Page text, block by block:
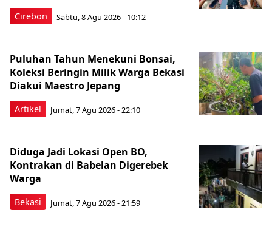
Cirebon Sabtu, 8 Agu 2026 - 10:12
Artikel
Puluhan Tahun Menekuni Bonsai,
Koleksi Beringin Milik Warga Bekasi
Diakui Maestro Jepang
Jumat, 7 Agu 2026 - 22:10
Bekasi
Diduga Jadi Lokasi Open BO,
Kontrakan di Babelan Digerebek
Warga
Jumat, 7 Agu 2026 - 21:59